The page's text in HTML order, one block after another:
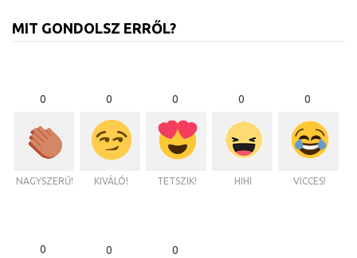
MIT GONDOLSZ ERRŐL?
0
NAGYSZERŰ!
0
KIVÁLÓ!
0
TETSZIK!
0
HIHI
0
VICCES!
0 0 0